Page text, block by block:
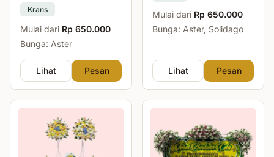
Krans
Mulai dari Rp 650.000
Bunga: Aster
Lihat Pesan
Mulai dari Rp 650.000
Bunga: Aster, Solidago
Lihat Pesan